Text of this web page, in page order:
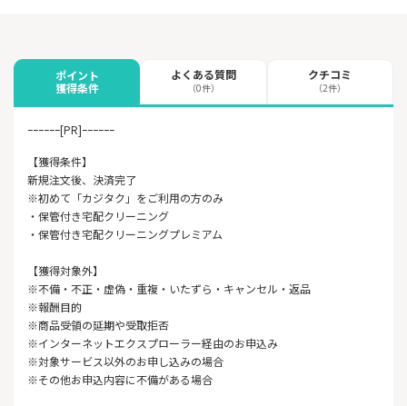
ポイント
獲得条件
よくある質問
（0件）
クチコミ
（2件）
ｰｰｰｰｰｰ[PR]ｰｰｰｰｰｰ
【獲得条件】
新規注文後、決済完了
※初めて「カジタク」をご利用の方のみ
・保管付き宅配クリーニング
・保管付き宅配クリーニングプレミアム
【獲得対象外】
※不備・不正・虚偽・重複・いたずら・キャンセル・返品
※報酬目的
※商品受領の延期や受取拒否
※インターネットエクスプローラー経由のお申込み
※対象サービス以外のお申し込みの場合
※その他お申込内容に不備がある場合